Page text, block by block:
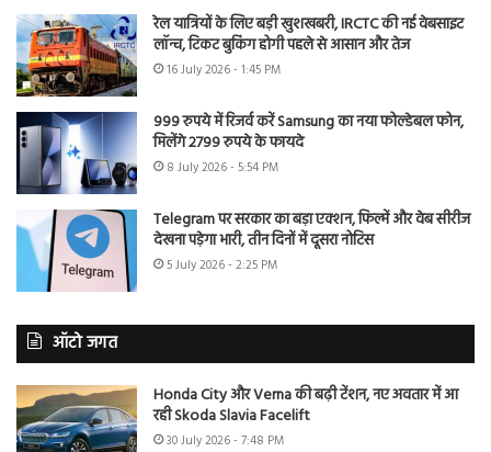
रेल यात्रियों के लिए बड़ी खुशखबरी, IRCTC की नई वेबसाइट
लॉन्च, टिकट बुकिंग होगी पहले से आसान और तेज
16 July 2026 - 1:45 PM
999 रुपये में रिजर्व करें Samsung का नया फोल्डेबल फोन,
मिलेंगे 2799 रुपये के फायदे
8 July 2026 - 5:54 PM
Telegram पर सरकार का बड़ा एक्शन, फिल्में और वेब सीरीज
देखना पड़ेगा भारी, तीन दिनों में दूसरा नोटिस
5 July 2026 - 2:25 PM
ऑटो जगत
Honda City और Verna की बढ़ी टेंशन, नए अवतार में आ
रही Skoda Slavia Facelift
30 July 2026 - 7:48 PM